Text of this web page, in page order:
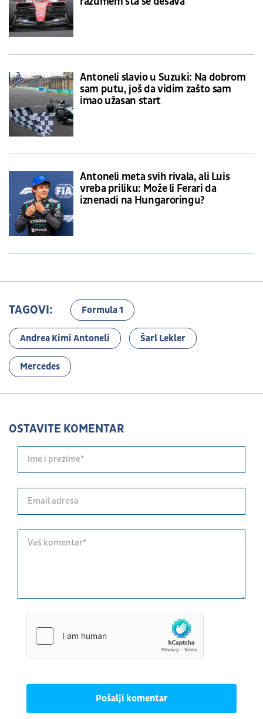
Antoneli slavio u Suzuki: Na dobrom
sam putu, još da vidim zašto sam
imao užasan start
Antoneli meta svih rivala, ali Luis
vreba priliku: Može li Ferari da
iznenadi na Hungaroringu?
TAGOVI: Formula 1
Andrea Kimi Antoneli Šarl Lekler
Mercedes
OSTAVITE KOMENTAR
Pošalji komentar